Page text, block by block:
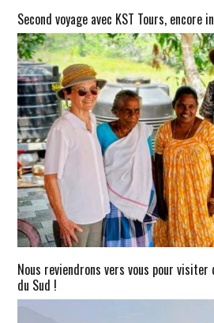
Second voyage avec KST Tours, encore
Nous reviendrons vers vous pour visiter
du Sud !